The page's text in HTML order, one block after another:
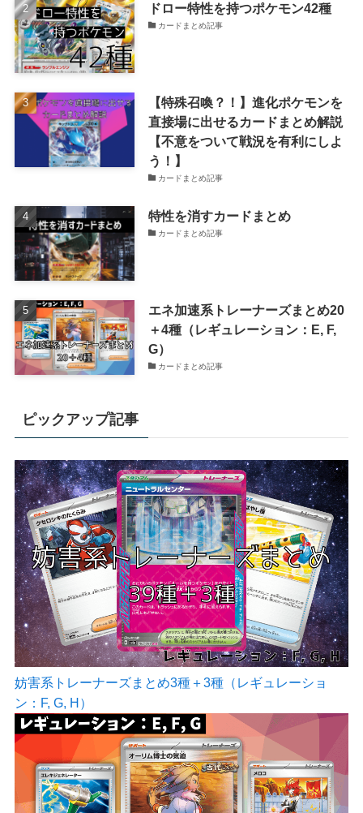
ドロー特性を持つポケモン42種
カードまとめ記事
【特殊召喚？！】進化ポケモンを
直接場に出せるカードまとめ解説
【不意をついて戦況を有利にしよ
う！】
カードまとめ記事
特性を消すカードまとめ
カードまとめ記事
エネ加速系トレーナーズまとめ20
＋4種（レギュレーション：E, F,
G）
カードまとめ記事
ピックアップ記事
妨害系トレーナーズまとめ3種＋3種（レギュレーショ
ン：F, G, H）